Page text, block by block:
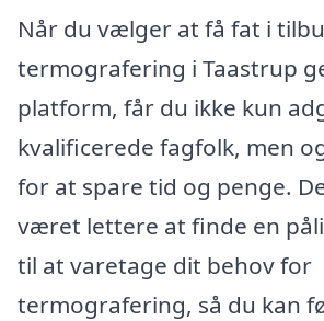
Når du vælger at få fat i
termografering i Taastrup
platform, får du ikke kun
kvalificerede fagfolk, men
for at spare tid og penge.
været lettere at finde en
til at varetage dit behov for
termografering, så du kan